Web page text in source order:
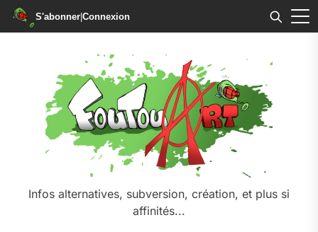
S'abonner|Connexion
Infos alternatives, subversion, création, et plus si
affinités...